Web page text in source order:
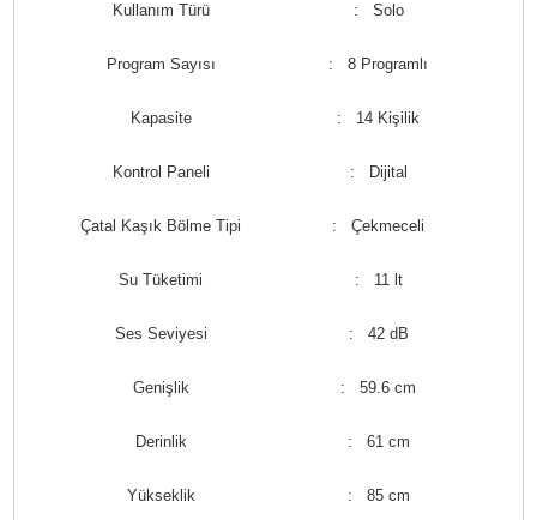
Kullanım Türü : Solo
Program Sayısı : 8 Programlı
Kapasite : 14 Kişilik
Kontrol Paneli : Dijital
Çatal Kaşık Bölme Tipi : Çekmeceli
Su Tüketimi : 11 lt
Ses Seviyesi : 42 dB
Genişlik : 59.6 cm
Derinlik : 61 cm
Yükseklik : 85 cm